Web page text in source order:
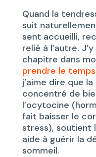
Quand la
suit
sent accueilli,
relié à l’autre.
chapitre dans
prendre le
j’aime dire que
concentré de
l’ocytocine
fait baisser le
stress), soutient
aide à guérir la
sommeil.